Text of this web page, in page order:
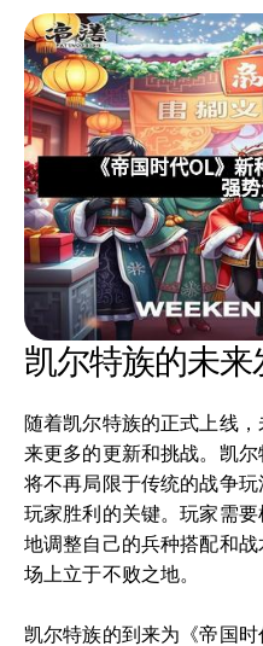
凯尔特族的未来
随着凯尔特族的正式上线
来更多的更新和挑战。凯
将不再局限于传统的战争
玩家胜利的关键。玩家需
地调整自己的兵种搭配和
场上立于不败之地。
凯尔特族的到来为《帝国